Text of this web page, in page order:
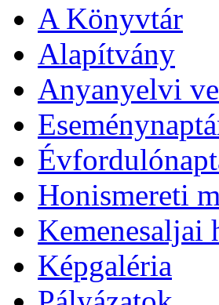
A Könyvtár
Alapítvány
Anyanyelvi
Honismereti
Kemenesaljai
Képgaléria